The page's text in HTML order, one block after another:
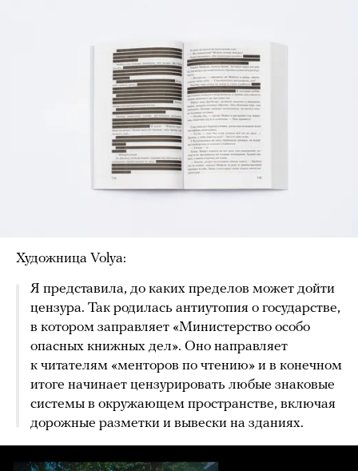
Художница Volya:
Я представила, до каких пределов может дойти
цензура. Так родилась антиутопия о государстве,
в котором заправляет «Министерство особо
опасных книжных дел». Оно направляет
к читателям «менторов по чтению» и в конечном
итоге начинает цензурировать любые знаковые
системы в окружающем пространстве, включая
дорожные разметки и вывески на зданиях.